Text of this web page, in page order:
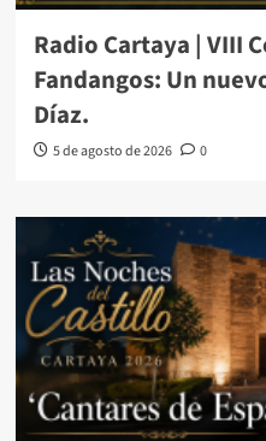
Radio Cartaya | VIII
Fandangos: Un
Díaz.
5 de agosto de 2026 0